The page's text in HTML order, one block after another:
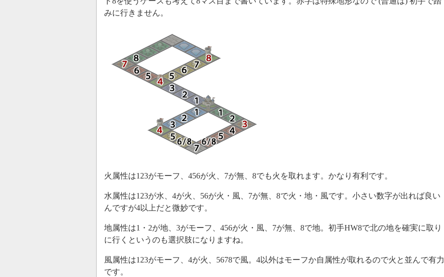
みに行きません。
火属性は123がモーフ、456が火、7が無、8でも火を取れます。かなり有利です。
水属性は123が水、4が火、56が火・風、7が無、8で火・地・風です。小さい数字が出れば良い
んですが4以上だと微妙です。
地属性は1・2が地、3がモーフ、456が火・風、7が無、8で地。初手HW8で北の地を確実に取り
に行くというのも選択肢になりますね。
風属性は123がモーフ、4が火、5678で風。4以外はモーフか自属性が取れるので火と並んで有力
です。